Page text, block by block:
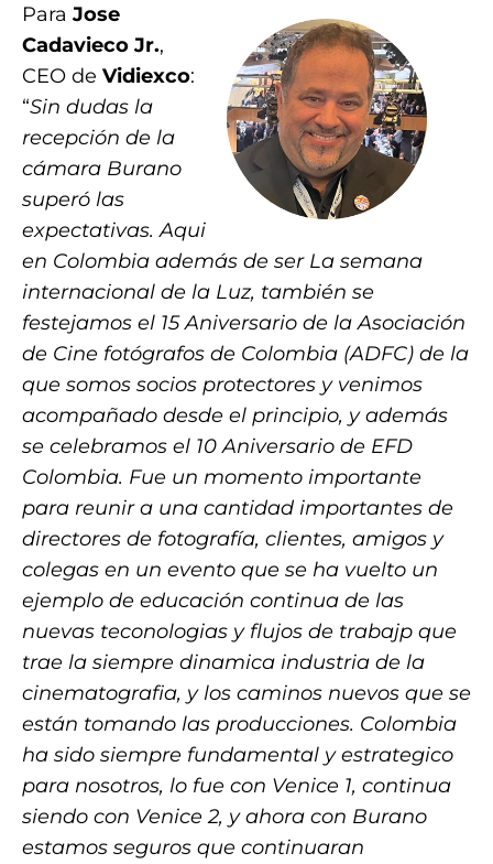
ParaJose
Cadavieco Jr.,
CEO de Vidiexco:
“Sin dudas la
recepción de la
cámara Burano
superó las
expectativas. Aqui
en Colombia además de ser La semana
internacional de la Luz, también se
festejamos el 15 Aniversario de la Asociación
de Cine fotógrafos de Colombia (ADFC) de la
que somos socios protectores y venimos
acompañado desde el principio, y además
se celebramos el 10 Aniversario de EFD
Colombia. Fue un momento importante
para reunir a una cantidad importantes de
directores de fotografía, clientes, amigos y
colegas en un evento que se ha vuelto un
ejemplo de educación continua de las
nuevas teconologias y flujos de trabajp que
trae la siempre dinamica industria de la
cinematografia, y los caminos nuevos que se
están tomando las producciones. Colombia
ha sido siempre fundamental y estrategico
para nosotros, lo fue con Venice 1, continua
siendo con Venice 2, y ahora con Burano
estamos seguros que continuaran